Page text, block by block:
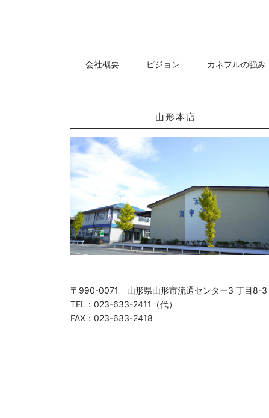
会社概要 ビジョン カネフルの強み
山形本店
〒990-0071 山形県山形市流通センター3 丁目8-3
TEL：023-633-2411（代）
FAX：023-633-2418